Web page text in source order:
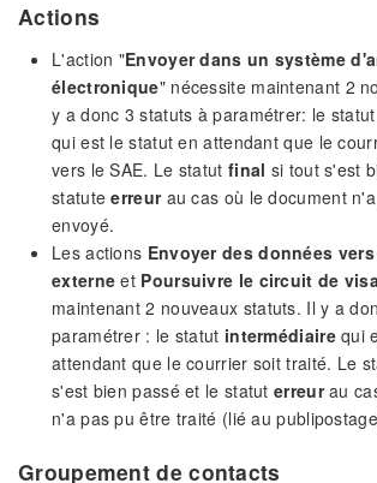
Actions
L'action "Envoyer dans un système
électronique" nécessite maintenant 2
y a donc 3 statuts à paramétrer: le statut
qui est le statut en attendant que le
vers le SAE. Le statut final si tout s'est
statuteerreurau cas où le document
envoyé.
Les actions Envoyer des données
externe et Poursuivre le circuit de
maintenant 2 nouveaux statuts. Il y a
paramétrer : le statut intermédiairequi
attendant que le courrier soit traité. Le
s'est bien passé et le statuterreurau
n'a pas pu être traité (lié au
Groupement de contacts